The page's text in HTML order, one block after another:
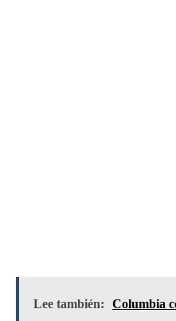
Lee también:
Columbia